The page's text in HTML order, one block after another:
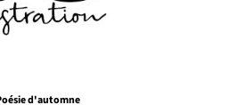
d'automne